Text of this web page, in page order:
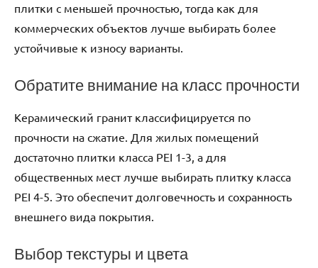
плитки с меньшей прочностью, тогда как для
коммерческих объектов лучше выбирать более
устойчивые к износу варианты.
Обратите внимание на класс прочности
Керамический гранит классифицируется по
прочности на сжатие. Для жилых помещений
достаточно плитки класса PEI 1-3, а для
общественных мест лучше выбирать плитку класса
PEI 4-5. Это обеспечит долговечность и сохранность
внешнего вида покрытия.
Выбор текстуры и цвета